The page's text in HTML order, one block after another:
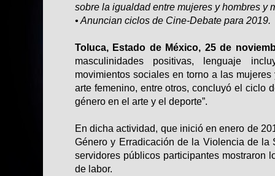
sobre la igualdad entre mujeres y hombres y
• Anuncian ciclos de Cine-Debate para 2019.
Toluca, Estado de México, 25 de
masculinidades positivas, lenguaje
movimientos sociales en torno a las
arte femenino, entre otros, concluyó el ciclo
género en el arte y el deporte”.
En dicha actividad, que inició en enero de
Género y Erradicación de la Violencia de la
servidores públicos participantes mostraron
de labor.